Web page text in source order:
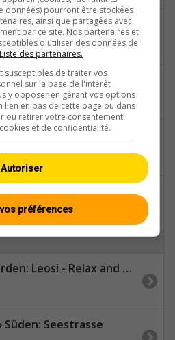
Klosterplatz
Schinnerstrasse 96
Boulder Friendly Chalet - Chiesa di Sant'Ambrogio (Chironico)
Süden: Seestrasse
données) pourront être stockées
ainsi que partagées avec
par ce site. Nos partenaires et
d'utiliser des données de
Liste des partenaires.
susceptibles de traiter vos
sur la base de l'intérêt
y opposer en gérant vos options
lien en bas de cette page ou dans
ou retirer votre consentement
et de confidentialité.
Autoriser
préférences